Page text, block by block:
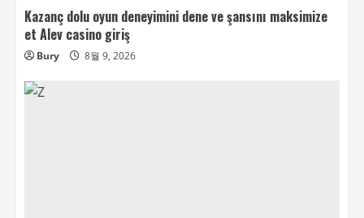
Kazanç dolu oyun deneyimini dene ve şansını maksimize
et Alev casino giriş
Bury 8월 9, 2026